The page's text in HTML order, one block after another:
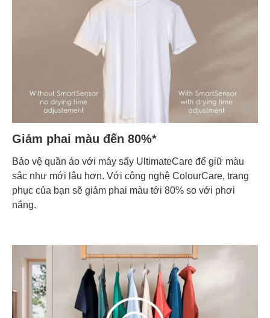
Giảm phai màu đến 80%*
Bảo vệ quần áo với máy sấy UltimateCare để giữ màu
sắc như mới lâu hơn. Với công nghệ ColourCare, trang
phục của bạn sẽ giảm phai màu tới 80% so với phơi
nắng.